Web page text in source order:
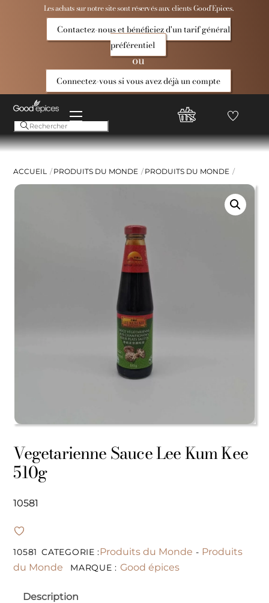
Les achats sur notre site sont réservés aux clients Good’Epices.
Contactez-nous et bénéficiez d'un tarif général
préférentiel
ou
Connectez-vous si vous avez déjà un compte
Menu
Compte
Good
Favoris
ACCUEIL PRODUITS DU MONDE PRODUITS DU MONDE
Vegetarienne Sauce Lee Kum Kee
510g
10581
10581 CATEGORIE :Produits du Monde - Produits
du Monde
MARQUE : Good épices
Description